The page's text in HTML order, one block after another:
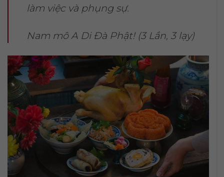
làm việc và phụng sự.
Nam mô A Di Đà Phật! (3 Lần, 3 lạy)